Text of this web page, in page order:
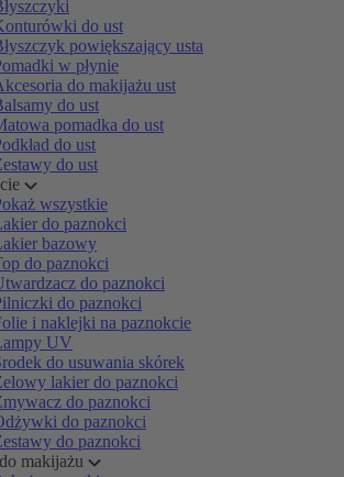
do ust
powiększający usta
w płynie
do makijażu ust
do ust
pomadka do ust
do ust
do ust
wszystkie
do paznokci
bazowy
do paznokci
do paznokci
do paznokci
i naklejki na paznokcie
UV
do usuwania skórek
lakier do paznokci
do paznokci
do paznokci
do paznokci
makijażu